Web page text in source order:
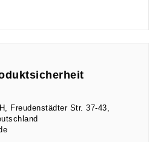
Freudenstädter Str. 37-43